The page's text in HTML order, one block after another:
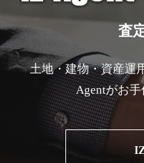
査
土地・建物・資産運
Agentがお手